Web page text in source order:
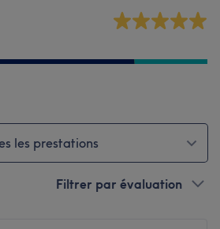
les prestations
Filtrer par évaluation